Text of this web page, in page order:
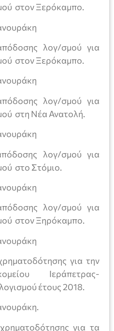
στον Ξερόκαμπο.
λογ/σμού για
στον Ξερόκαμπο.
λογ/σμού για
στη Νέα Ανατολή.
λογ/σμού για
στο Στόμιο.
λογ/σμού για
στον Ξηρόκαμπο.
για την
Ιεράπετρας-
έτους 2018.
για τα